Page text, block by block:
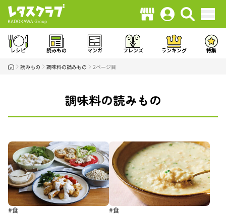
レシピ 読みもの マンガ フレンズ ランキング 特集
読みもの 調味料の読みもの 2ページ目
調味料の読みもの
#食 #食